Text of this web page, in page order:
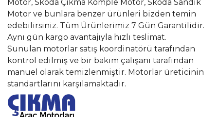
Motor, Skoda Çıkma Komple Motor, Skoda Sandık
Motor ve bunlara benzer ürünleri bizden temin
edebilirsiniz. Tüm Ürünlerimiz 7 Gün Garantilidir.
Aynı gün kargo avantajıyla hızlı teslimat.
Sunulan motorlar satış koordinatörü tarafından
kontrol edilmiş ve bir bakım çalışanı tarafından
manuel olarak temizlenmiştir. Motorlar üreticinin
standartlarını karşılamaktadır.